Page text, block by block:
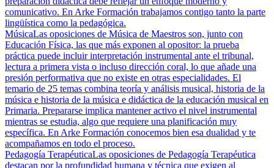
comunicativo. En Arke Formación trabajamos contigo tanto la parte
lingüística como la pedagógica.
MúsicaLas oposiciones de Música de Maestros son, junto con
Educación Física, las que más exponen al opositor: la prueba
práctica puede incluir interpretación instrumental ante el tribunal,
lectura a primera vista o incluso dirección coral, lo que añade una
presión performativa que no existe en otras especialidades. El
temario de 25 temas combina teoría y análisis musical, historia de la
música e historia de la música e didáctica de la educación musical en
Primaria. Prepararse implica mantener activo el nivel instrumental
mientras se estudia, algo que requiere una planificación muy
específica. En Arke Formación conocemos bien esa dualidad y te
acompañamos en todo el proceso.
Pedagogía TerapéuticaLas oposiciones de Pedagogía Terapéutica
destacan por la profundidad humana y técnica que exigen al